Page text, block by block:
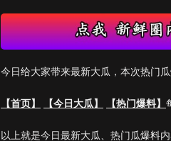
今日给大家带来最新大瓜，本次热门
【首页】 【今日大瓜】 【热门爆料】
以上就是今日最新大瓜、热门瓜爆料